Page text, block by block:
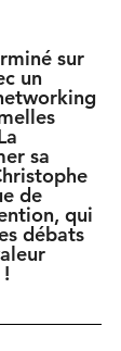
sur
un
sa
de
qui
débats